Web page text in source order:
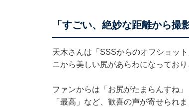
「すごい、絶妙な距離から撮
天木さんは「SSSからのオフショッ
ニから美しい尻があらわになってお
ファンからは「お尻がたまらんすね
「最高」など、歓喜の声が寄せられま